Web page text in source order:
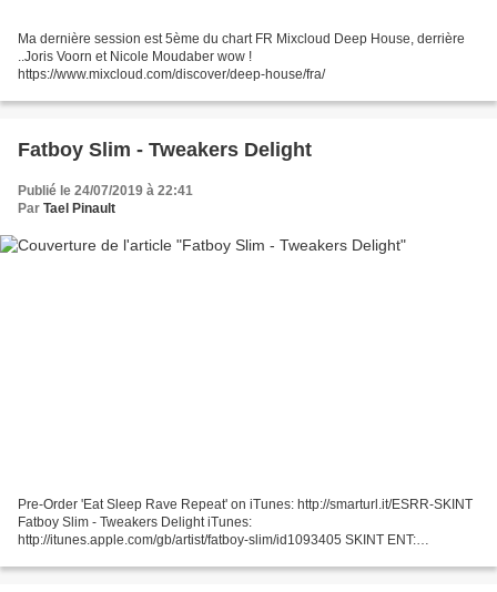
Ma dernière session est 5ème du chart FR Mixcloud Deep House, derrière
..Joris Voorn et Nicole Moudaber wow !
https://www.mixcloud.com/discover/deep-house/fra/
Fatboy Slim - Tweakers Delight
Publié le 24/07/2019 à 22:41
Par Tael Pinault
Pre-Order 'Eat Sleep Rave Repeat' on iTunes: http://smarturl.it/ESRR-SKINT
Fatboy Slim - Tweakers Delight iTunes:
http://itunes.apple.com/gb/artist/fatboy-slim/id1093405 SKINT ENT:
http://www.beatport.com/artist/fatboy-slim/4610...